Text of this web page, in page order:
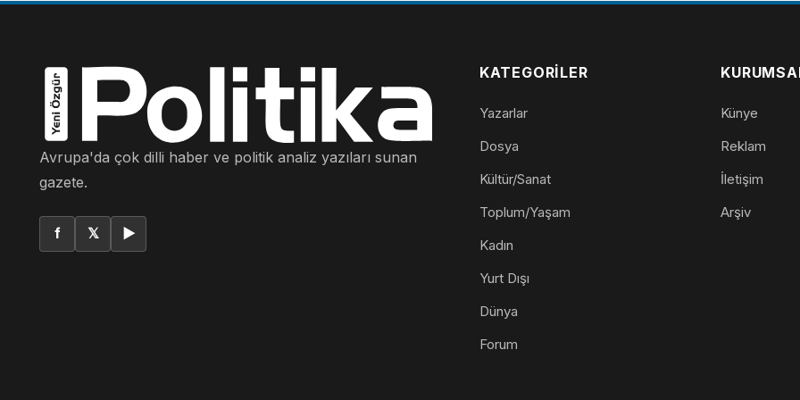
Avrupa'da çok dilli haber ve politik analiz yazıları sunan
gazete.
f 𝕏 ▶
KATEGORILER
Yazarlar
Dosya
Kültür/Sanat
Toplum/Yaşam
Kadın
Yurt Dışı
Dünya
Forum
Künye
Reklam
İletişim
Arşiv